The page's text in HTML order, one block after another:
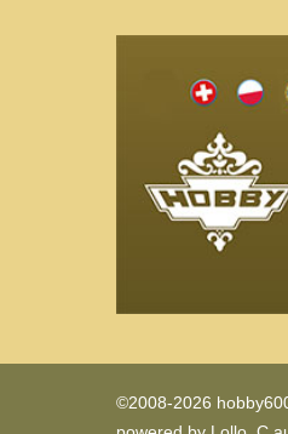
©2008-2026